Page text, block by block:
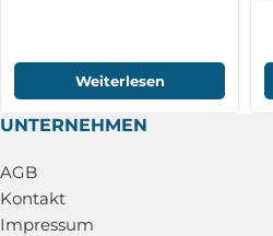
Weiterlesen
UNTERNEHMEN
AGB
Kontakt
Impressum